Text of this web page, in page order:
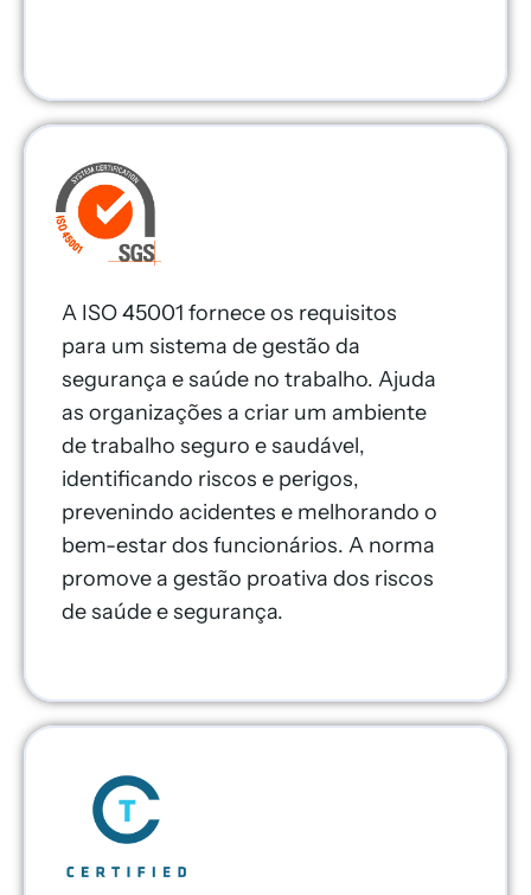
A ISO 45001 fornece os requisitos
para um sistema de gestão da
segurança e saúde no trabalho. Ajuda
as organizações a criar um ambiente
de trabalho seguro e saudável,
identificando riscos e perigos,
prevenindo acidentes e melhorando o
bem-estar dos funcionários. A norma
promove a gestão proativa dos riscos
de saúde e segurança.